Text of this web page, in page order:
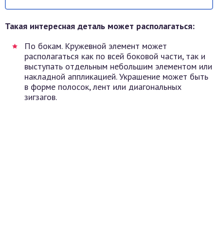
Такая интересная деталь может располагаться:
По бокам. Кружевной элемент может
располагаться как по всей боковой части, так и
выступать отдельным небольшим элементом или
накладной аппликацией. Украшение может быть
в форме полосок, лент или диагональных
зигзагов.